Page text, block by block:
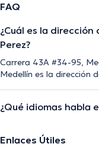
FAQ
¿Cuál es la
Perez?
Carrera 43A #34-95,
Medellín es la dirección
¿Qué idiomas habla
Enlaces Útiles